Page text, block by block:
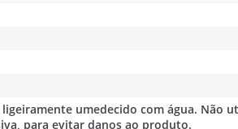
umedecido com água. Não
para evitar danos ao produto.